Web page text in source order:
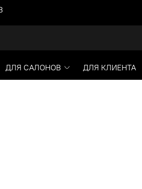
ДЛЯ САЛОНОВ ДЛЯ КЛИЕНТА